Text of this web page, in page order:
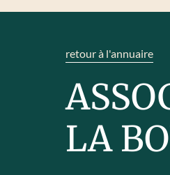
retour à l'annuaire
LA